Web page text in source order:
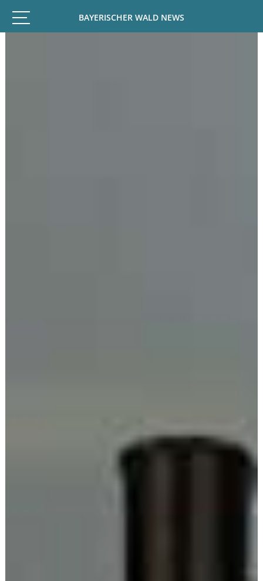
BAYERISCHER WALD NEWS